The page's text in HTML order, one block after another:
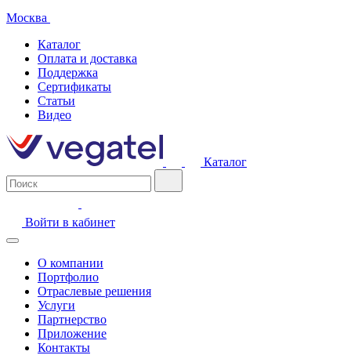
Москва
Каталог
Оплата и доставка
Поддержка
Сертификаты
Статьи
Видео
Каталог
Войти в кабинет
О компании
Портфолио
Отраслевые решения
Услуги
Партнерство
Приложение
Контакты